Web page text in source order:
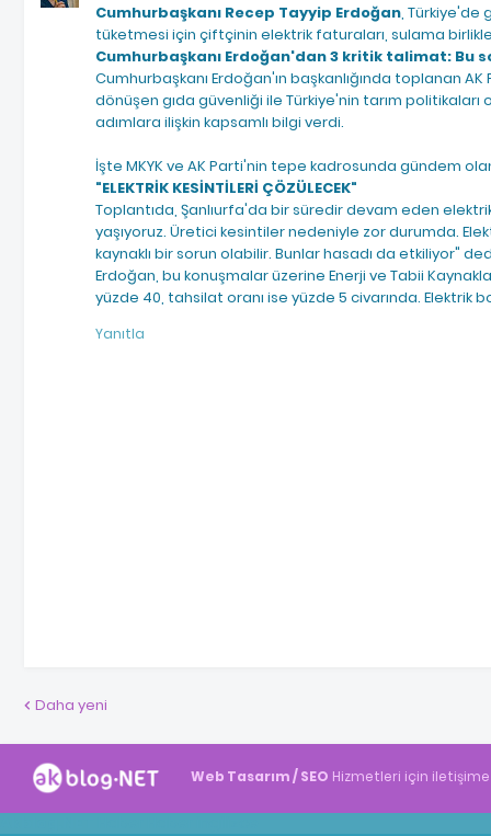
Cumhurbaşkanı Recep Tayyip Erdoğan ,
tüketmesi için çiftçinin elektrik faturaları, sulama
Cumhurbaşkanı Erdoğan'dan 3 kritik talimat: Bu
Cumhurbaşkanı Erdoğan'ın başkanlığında toplanan
dönüşen gıda güvenliği ile Türkiye'nin tarım politikaları
adımlara ilişkin kapsamlı bilgi verdi.
İşte MKYK ve AK Parti'nin tepe kadrosunda gündem
"ELEKTRİK KESİNTİLERİ ÇÖZÜLECEK"
Toplantıda, Şanlıurfa'da bir süredir devam eden
yaşıyoruz. Üretici kesintiler nedeniyle zor durumda.
kaynaklı bir sorun olabilir. Bunlar hasadı da etkiliyor"
Erdoğan, bu konuşmalar üzerine Enerji ve Tabii
yüzde 40, tahsilat oranı ise yüzde 5 civarında. Elektrik
Yanıtla
Daha yeni
Web Tasarım / SEO Hizmetleri için